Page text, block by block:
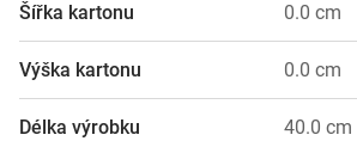
Šířka kartonu 0.0 cm
Výška kartonu 0.0 cm
Délka výrobku 40.0 cm